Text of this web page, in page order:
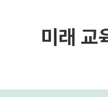
미래 교